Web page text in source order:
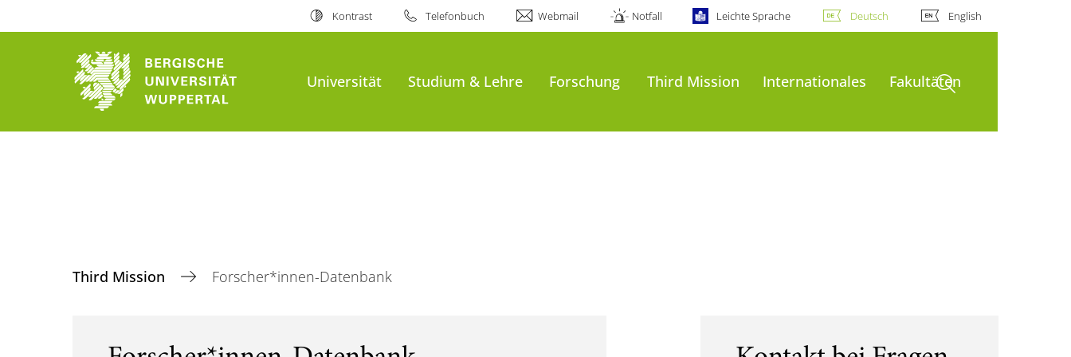
Kontrast Telefonbuch Webmail Notfall Leichte Sprache Deutsch English
Universität Studium & Lehre Forschung Third Mission Internationales FakultätenSuche öffnen
Third Mission Forscher*innen-Datenbank